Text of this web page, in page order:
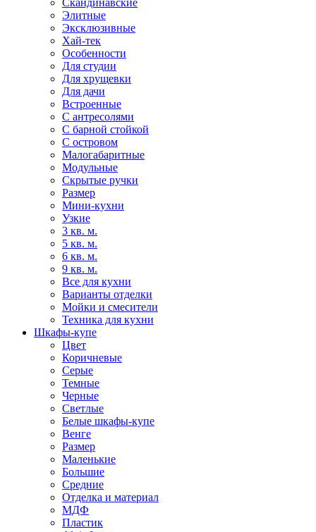
Скандинавские
Элитные
Эксклюзивные
Хай-тек
Особенности
Для студии
Для хрущевки
Для дачи
Встроенные
С антресолями
С барной стойкой
С островом
Малогабаритные
Модульные
Скрытые ручки
Размер
Мини-кухни
Узкие
3 кв. м.
5 кв. м.
6 кв. м.
9 кв. м.
Все для кухни
Варианты отделки
Мойки и смесители
Техника для кухни
Шкафы-купе
Цвет
Коричневые
Серые
Темные
Черные
Светлые
Белые шкафы-купе
Венге
Размер
Маленькие
Большие
Средние
Отделка и материал
МДФ
Пластик